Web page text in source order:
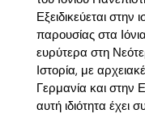
Εξειδικεύεται στην
παρουσίας στα
ευρύτερα στη
Ιστορία, με
Γερμανία και στην
αυτή ιδιότητα έχει